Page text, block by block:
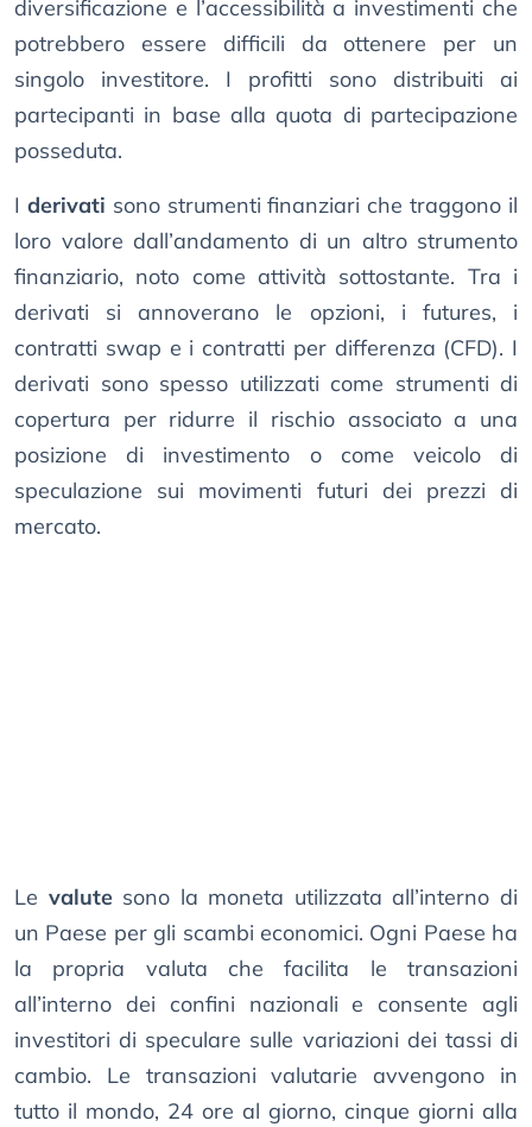
diversificazione e l’accessibilità a investimenti che
potrebbero essere difficili da ottenere per un
singolo investitore. I profitti sono distribuiti ai
partecipanti in base alla quota di partecipazione
posseduta.
I derivati sono strumenti finanziari che traggono il
loro valore dall’andamento di un altro strumento
finanziario, noto come attività sottostante. Tra i
derivati si annoverano le opzioni, i futures, i
contratti swap e i contratti per differenza (CFD). I
derivati sono spesso utilizzati come strumenti di
copertura per ridurre il rischio associato a una
posizione di investimento o come veicolo di
speculazione sui movimenti futuri dei prezzi di
mercato.
Le valute sono la moneta utilizzata all’interno di
un Paese per gli scambi economici. Ogni Paese ha
la propria valuta che facilita le transazioni
all’interno dei confini nazionali e consente agli
investitori di speculare sulle variazioni dei tassi di
cambio. Le transazioni valutarie avvengono in
tutto il mondo, 24 ore al giorno, cinque giorni alla